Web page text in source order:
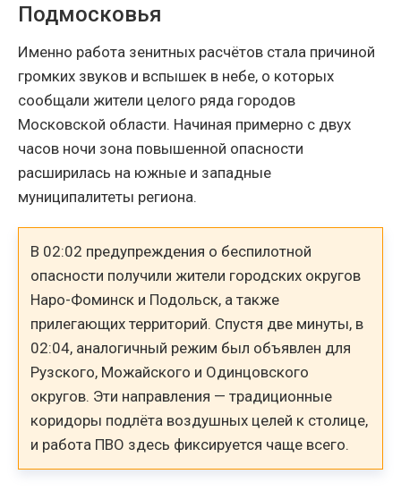
Подмосковья
Именно работа зенитных расчётов стала причиной
громких звуков и вспышек в небе, о которых
сообщали жители целого ряда городов
Московской области. Начиная примерно с двух
часов ночи зона повышенной опасности
расширилась на южные и западные
муниципалитеты региона.
В 02:02 предупреждения о беспилотной
опасности получили жители городских округов
Наро-Фоминск и Подольск, а также
прилегающих территорий. Спустя две минуты, в
02:04, аналогичный режим был объявлен для
Рузского, Можайского и Одинцовского
округов. Эти направления — традиционные
коридоры подлёта воздушных целей к столице,
и работа ПВО здесь фиксируется чаще всего.